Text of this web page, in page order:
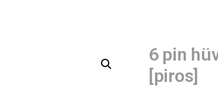
6 pin
[piros]